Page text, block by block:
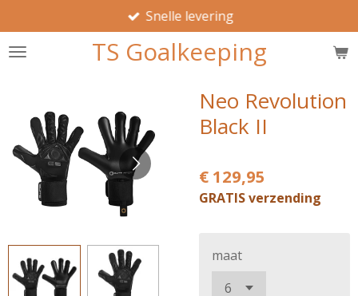
direct
naar
TS Goalkeeping
Snelle levering
Neo Revolution
Black II
€ 129,95
GRATIS verzending
maat